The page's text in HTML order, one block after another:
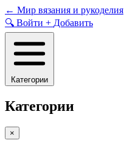
Skip
to
content
← Мир вязания и рукоделия
🔍 Войти + Добавить
Категории
Категории
×